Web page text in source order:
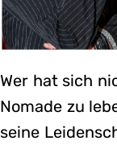
Wer hat sich
Nomade zu
seine